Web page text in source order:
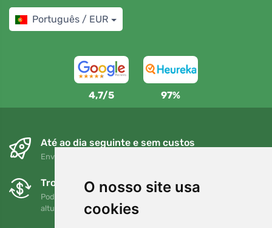
O nosso site usa
cookies
Português / EUR
4,7/5 97%
Até ao dia seguinte e sem custos
Envio gratuito para encomendas superiores a 80 EUR
Trocas e devoluções gratuitas
Pode devolver ou trocar a sua encomenda em qualquer
altura no prazo de 90 dias